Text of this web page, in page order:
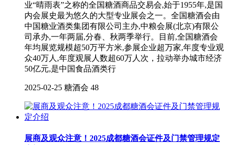
业“晴雨表”之称的全国糖酒商品交易会,始于1955年,是国
内会展史最为悠久的大型专业展会之一。全国糖酒会由
中国糖业酒类集团有限公司主办,中粮会展(北京)有限公
司承办,一年两届,分春、秋两季举行。目前,全国糖酒会
年均展览规模超50万平方米,参展企业超万家,年度专业观
众40万人,年度观展人数超60万人次，拉动举办城市经济
50亿元,是中国食品酒类行
2025-02-25 糖酒会 48
展商及观众注意！2025成都糖酒会证件及门禁管理规定